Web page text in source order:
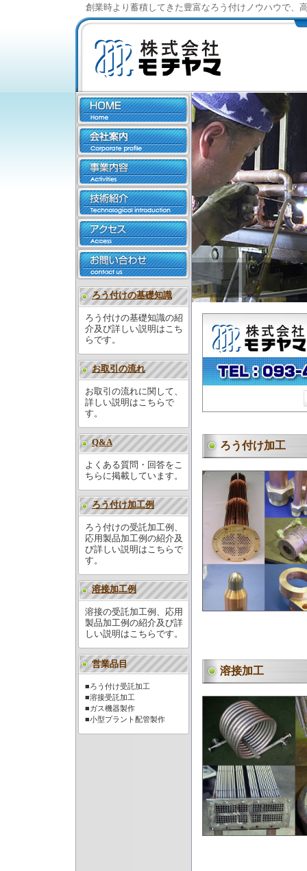
創業時より蓄積してきた豊富なろう付けノウハウで、
ろう付けの基礎知識
ろう付けの基礎知識の紹
介及び詳しい説明はこち
らです。
お取引の流れ
お取引の流れに関して、
詳しい説明はこちらで
す。
Q&A
よくある質問・回答をこ
ちらに掲載しています。
ろう付け加工例
ろう付けの受託加工例、
応用製品加工例の紹介及
び詳しい説明はこちらで
す。
溶接加工例
溶接の受託加工例、応用
製品加工例の紹介及び詳
しい説明はこちらです。
営業品目
■ろう付け受託加工
■溶接受託加工
■ガス機器製作
■小型プラント配管製作
ろう付け加工
溶接加工